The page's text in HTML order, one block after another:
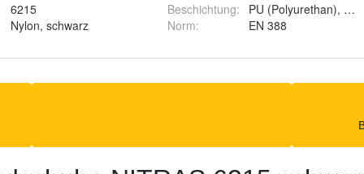
6215
Nylon, schwarz
Beschichtung:
PU (Polyurethan),
Norm: EN 388